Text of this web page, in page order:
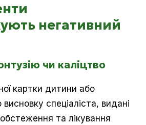
негативний
чи каліцтво
картки дитини або
висновку спеціаліста, видані
та лікування